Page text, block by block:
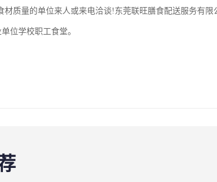
质量的单位来人或来电洽谈!东莞联旺膳食配送服务有限
位学校职工食堂。